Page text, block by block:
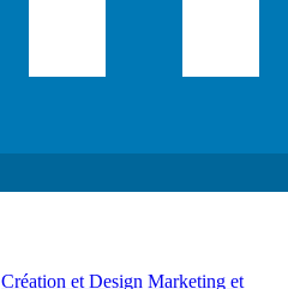
Création et Design Marketing et